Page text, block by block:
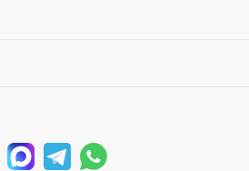
на сайте. Все монеты,
несколько способов
Все отправления надежно и
что исключает возможность